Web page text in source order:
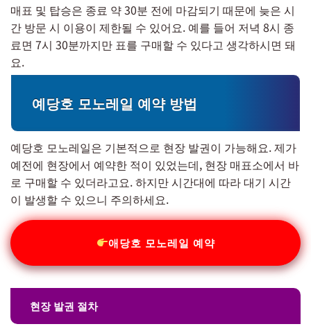
매표 및 탑승은 종료 약 30분 전에 마감되기 때문에 늦은 시
간 방문 시 이용이 제한될 수 있어요. 예를 들어 저녁 8시 종
료면 7시 30분까지만 표를 구매할 수 있다고 생각하시면 돼
요.
예당호 모노레일 예약 방법
예당호 모노레일은 기본적으로 현장 발권이 가능해요. 제가
예전에 현장에서 예약한 적이 있었는데, 현장 매표소에서 바
로 구매할 수 있더라고요. 하지만 시간대에 따라 대기 시간
이 발생할 수 있으니 주의하세요.
애당호 모노레일 예약
현장 발권 절차